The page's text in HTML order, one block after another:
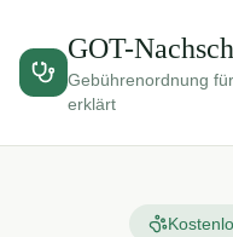
GOT-
Gebührenordnung
erklärt